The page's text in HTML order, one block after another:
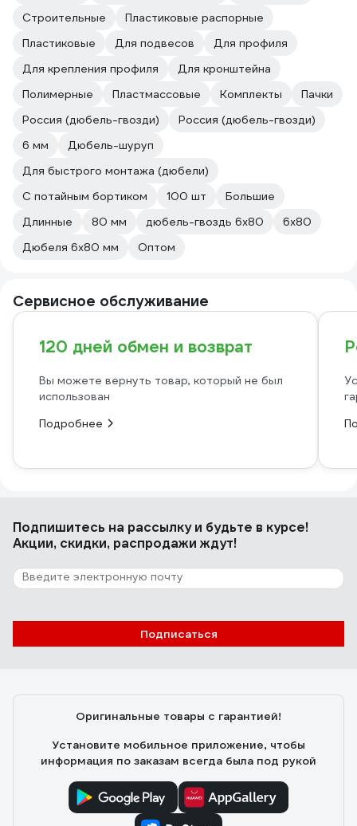
Строительные
Пластиковые распорные
Пластиковые
Для подвесов
Для профиля
Для крепления профиля
Для кронштейна
Полимерные
Пластмассовые Комплекты
Пачки
Россия (дюбель-гвозди)
Россия (дюбель-гвозди)
6 мм
Дюбель-шуруп
Для быстрого монтажа (дюбели)
С потайным бортиком
100 шт
Большие
Длинные
80 мм дюбель-гвоздь 6х80
6х80
Дюбеля 6х80 мм
Оптом
Сервисное обслуживание
120 дней обмен и возврат
Вы можете вернуть товар, который не был
использован
Подробнее
Подпишитесь на рассылкуи будьте в курсе!
Акции, скидки, распродажи ждут!
Подписаться
Оригинальные товары с гарантией!
Установите мобильное приложение, чтобы
информация по заказам всегда была под рукой